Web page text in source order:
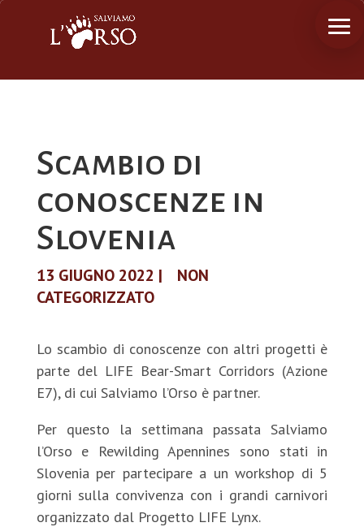
Scambio di
conoscenze in
Slovenia
13 GIUGNO 2022 |
NON
CATEGORIZZATO
Lo scambio di conoscenze con altri progetti è
parte del LIFE Bear-Smart Corridors (Azione
E7), di cui Salviamo l’Orso è partner.
Per questo la settimana passata Salviamo
l’Orso e Rewilding Apennines sono stati in
Slovenia per partecipare a un workshop di 5
giorni sulla convivenza con i grandi carnivori
organizzato dal Progetto LIFE Lynx.